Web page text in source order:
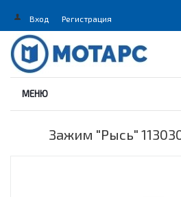
Вход Регистрация
МЕНЮ
Зажим "Рысь"